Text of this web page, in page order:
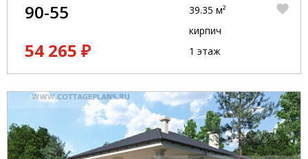
90-55
54 265 ₽
39.35 м²
кирпич
1 этаж